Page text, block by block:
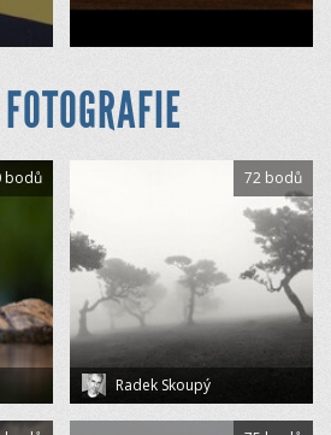
bodů
Radek Skoupý
72 bodů